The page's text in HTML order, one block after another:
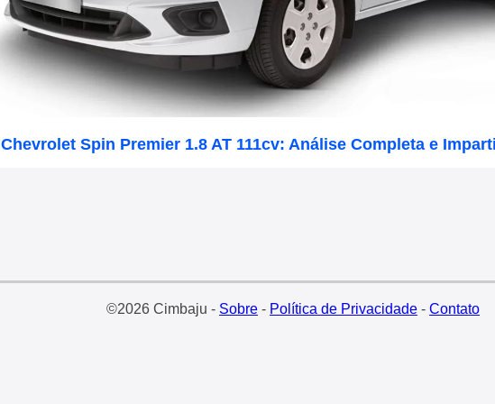
Chevrolet Spin Premier 1.8 AT 111cv: Análise Completa e
©2026 Cimbaju - Sobre- Política de Privacidade- Contato